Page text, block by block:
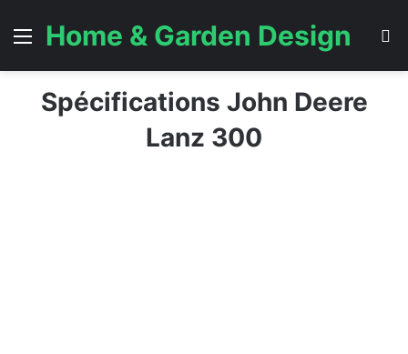
Menu
Home & Garden Design
Spécifications John Deere
Lanz 300